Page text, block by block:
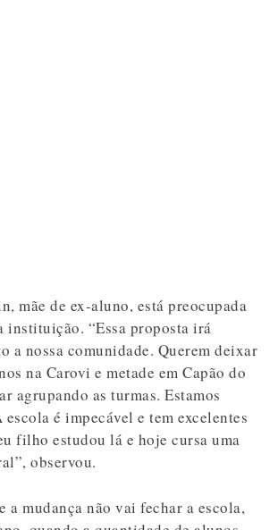
mãe de ex-aluno, está preocupada
instituição. “Essa proposta irá
a nossa comunidade. Querem deixar
na Carovi e metade em Capão do
agrupando as turmas. Estamos
é impecável e tem excelentes
filho estudou lá e hoje cursa uma
observou.
a mudança não vai fechar a escola,